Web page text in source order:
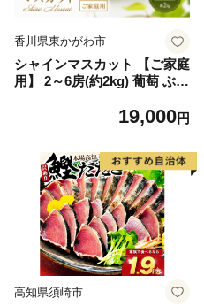
香川県東かがわ市
シャインマスカット 【ご家庭
用】 2～6房(約2kg) 葡萄 ぶど
もの 果実 旬の果物 旬のフル
19,000円
高知県須崎市